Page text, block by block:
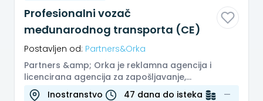
Profesionalni vozač
međunarodnog transporta (CE)
Postavljen od: Partners&Orka
Partners &amp; Orka je reklamna agencija i
licencirana agencija za zapošljavanje,
specijalizovana za regrutaciju i selek...
Inostranstvo 47 dana do isteka —